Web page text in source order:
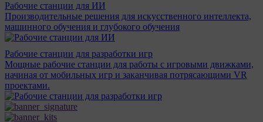
Рабочие станции для ИИ
Производительные решения для искусственного интеллекта,
машинного обучения и глубокого обучения
Рабочие станции для разработки игр
Мощные рабочие станции для работы с игровыми движками,
начиная от мобильных игр и заканчивая потрясающими VR
проектами.